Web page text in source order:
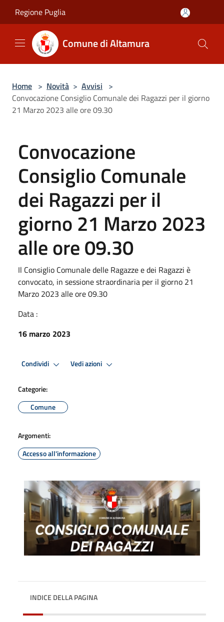
Regione Puglia
Comune di Altamura
Home > Novità > Avvisi >
Convocazione Consiglio Comunale dei Ragazzi per il giorno
21 Marzo 2023 alle ore 09.30
Convocazione
Consiglio Comunale
dei Ragazzi per il
giorno 21 Marzo 2023
alle ore 09.30
Il Consiglio Comunale delle Ragazze e dei Ragazzi è
convocato, in sessione straordinaria per il giorno 21
Marzo 2023 alle ore 09.30
Data :
16 marzo 2023
Condividi Vedi azioni
Categorie:
Comune
Argomenti:
Accesso all'informazione
INDICE DELLA PAGINA